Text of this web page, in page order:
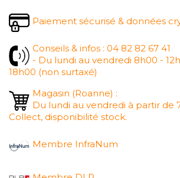
Paiement sécurisé & données
Conseils & infos : 04 82 82 67 41
- Du lundi au vendredi 8h00 -
18h00 (non surtaxé)
Magasin (Roanne) :
Du lundi au vendredi à partir de
Collect, disponibilité stock.
Membre InfraNum